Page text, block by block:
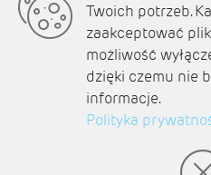
Kontakt
Polityka prywatności
Aktualności
Zaplanuj podróż
Twoich potrzeb.
zaakceptować
możliwość
dzięki czemu nie
informacje.
Polityka